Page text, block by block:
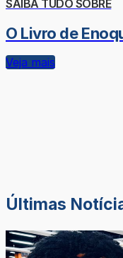
SAIBA TUDO SOBRE
O Livro de
Veja mais
Últimas